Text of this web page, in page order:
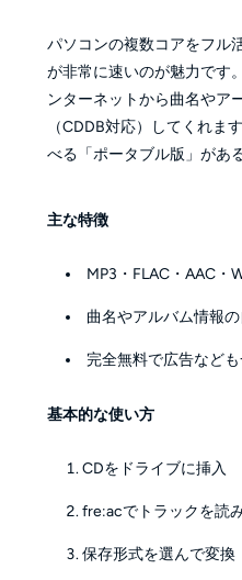
パソコンの複数コアをフル
が非常に速いのが魅力です
ンターネットから曲名やア
（CDDB対応）してくれま
べる「ポータブル版」があ
主な特徴
MP3・FLAC・AAC・
曲名やアルバム情報
完全無料で広告など
基本的な使い方
CDをドライブに挿入
fre:acでトラックを読
保存形式を選んで変換